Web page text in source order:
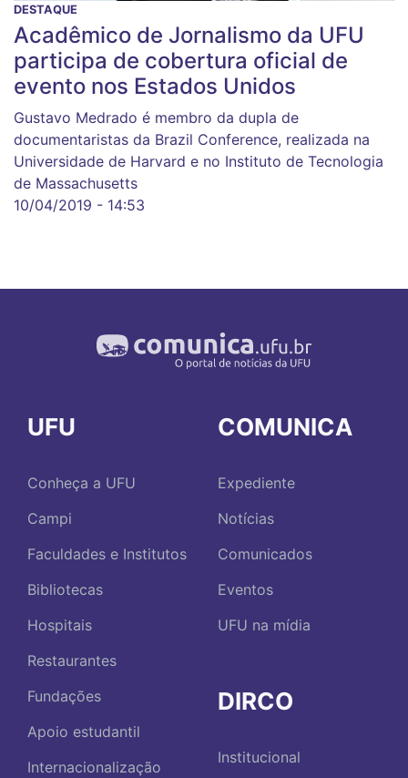
DESTAQUE
Acadêmico de Jornalismo da UFU
participa de cobertura oficial de
evento nos Estados Unidos
Gustavo Medrado é membro da dupla de
documentaristas da Brazil Conference, realizada na
Universidade de Harvard e no Instituto de Tecnologia
de Massachusetts
10/04/2019 - 14:53
UFU
Conheça a UFU
Campi
Faculdades e Institutos
Bibliotecas
Hospitais
Restaurantes
Fundações
Apoio estudantil
Internacionalização
COMUNICA
Expediente
Notícias
Comunicados
Eventos
UFU na mídia
DIRCO
Institucional